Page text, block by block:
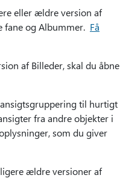
eller ældre version af
fane og Albummer. Få
af Billeder, skal du åbne
til hurtigt
fra andre objekter i
som du giver
ældre versioner af